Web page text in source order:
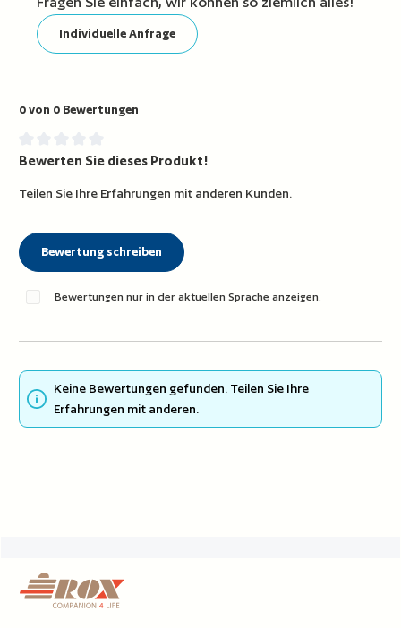
Individuelle Anfrage
0 von 0 Bewertungen
Durchschnittliche Bewertung von 0 von 5 Sternen
Bewerten Sie dieses Produkt!
Teilen Sie Ihre Erfahrungen mit anderen Kunden.
Bewertung schreiben
Bewertungen nur in der aktuellen Sprache anzeigen.
Keine Bewertungen gefunden. Teilen Sie Ihre
Erfahrungen mit anderen.